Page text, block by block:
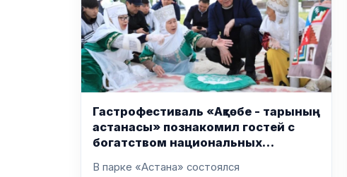
Гастрофестиваль «Ақтөбе - тарының
астанасы» познакомил гостей с
богатством национальных
В парке «Астана» состоялся